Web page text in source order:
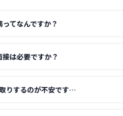
ってなんですか？
は必要ですか？
りするのが不安です…